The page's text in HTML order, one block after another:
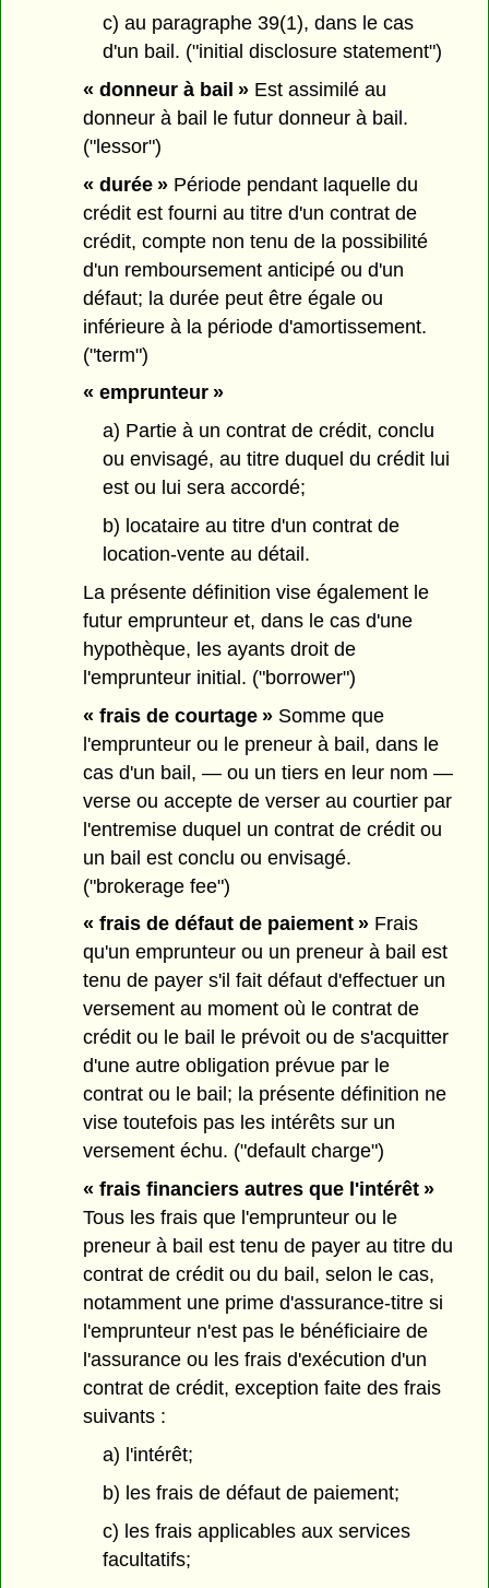
c) au paragraphe 39(1), dans le cas
d'un bail. ("initial disclosure statement")
« donneur à bail » Est assimilé au
donneur à bail le futur donneur à bail.
("lessor")
« durée » Période pendant laquelle du
crédit est fourni au titre d'un contrat de
crédit, compte non tenu de la possibilité
d'un remboursement anticipé ou d'un
défaut; la durée peut être égale ou
inférieure à la période d'amortissement.
("term")
« emprunteur »
a) Partie à un contrat de crédit, conclu
ou envisagé, au titre duquel du crédit lui
est ou lui sera accordé;
b) locataire au titre d'un contrat de
location-vente au détail.
La présente définition vise également le
futur emprunteur et, dans le cas d'une
hypothèque, les ayants droit de
l'emprunteur initial. ("borrower")
« frais de courtage » Somme que
l'emprunteur ou le preneur à bail, dans le
cas d'un bail, — ou un tiers en leur nom —
verse ou accepte de verser au courtier par
l'entremise duquel un contrat de crédit ou
un bail est conclu ou envisagé.
("brokerage fee")
« frais de défaut de paiement » Frais
qu'un emprunteur ou un preneur à bail est
tenu de payer s'il fait défaut d'effectuer un
versement au moment où le contrat de
crédit ou le bail le prévoit ou de s'acquitter
d'une autre obligation prévue par le
contrat ou le bail; la présente définition ne
vise toutefois pas les intérêts sur un
versement échu. ("default charge")
« frais financiers autres que l'intérêt »
Tous les frais que l'emprunteur ou le
preneur à bail est tenu de payer au titre du
contrat de crédit ou du bail, selon le cas,
notamment une prime d'assurance-titre si
l'emprunteur n'est pas le bénéficiaire de
l'assurance ou les frais d'exécution d'un
contrat de crédit, exception faite des frais
suivants :
a) l'intérêt;
b) les frais de défaut de paiement;
c) les frais applicables aux services
facultatifs;